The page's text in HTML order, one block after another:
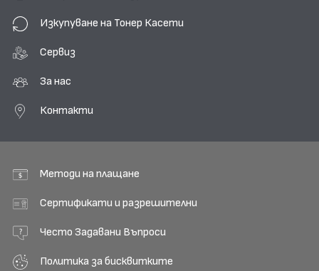
Изкупуване на Тонер Касети
Сервиз
За нас
Контакти
Методи на плащане
Сертификати и разрешителни
Често Задавани Въпроси
Политика за бисквитките